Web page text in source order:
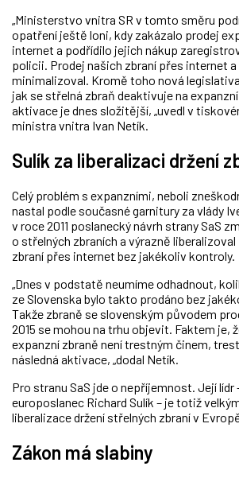
„Ministerstvo vnitra SR v tomto směru
opatření ještě loni, kdy zakázalo prodej
internet a podřídilo jejich nákup
policii. Prodej našich zbraní přes internet
minimalizoval. Kromě toho nová
jak se střelná zbraň deaktivuje na
aktivace je dnes složitější, „uvedl v
ministra vnitra Ivan Netík.
Sulík za liberalizaci držení
Celý problém s expanzními, neboli
nastal podle současné garnitury za vlády
v roce 2011 poslanecký návrh strany SaS
o střelných zbraních a výrazně
zbraní přes internet bez jakékoliv kontroly.
„Dnes v podstatě neumíme odhadnout,
ze Slovenska bylo takto prodáno bez
Takže zbraně se slovenským původem
2015 se mohou na trhu objevit. Faktem je,
expanzní zbraně není trestným činem,
následná aktivace, „dodal Netík.
Pro stranu SaS jde o nepříjemnost. Její lídr
europoslanec Richard Sulík – je totiž
liberalizace držení střelných zbraní v
Zákon má slabiny